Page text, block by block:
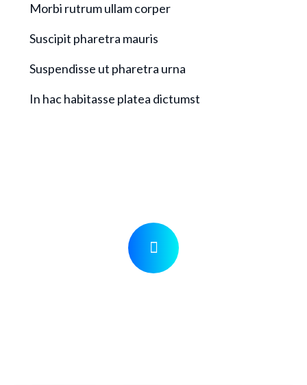
Morbi rutrum ullam corper
Suscipit pharetra mauris
Suspendisse ut pharetra urna
In hac habitasse platea dictumst